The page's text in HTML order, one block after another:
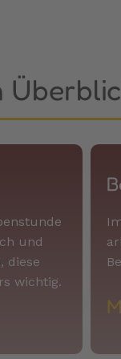
und
diese
wichtig.